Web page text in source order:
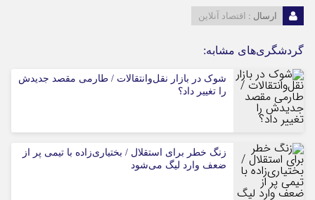
ارسال : اقتصاد آنلاین
گردشگری‌های مشابه:
شوک در بازار نقل‌وانتقالات / طارمی مقصد جدیدش
را تغییر داد؟
زنگ خطر برای استقلال / بختیاری‌زاده با تیمی پر از
ضعف وارد لیگ می‌شود